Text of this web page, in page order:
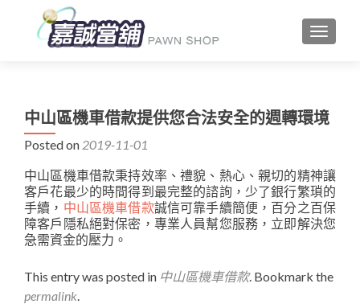
中山區機車借款提供您合法安全的週轉環境
Posted on 2019-11-01
中山區機車借款秉持效率、禮貌、熱心、親切的精神讓
客戶花最少的時間得到最完整的諮詢，少了銀行繁瑣的
手續， 中山區機車借款誠信可靠手續簡便，百分之百保
障客戶隱私絕對保密，專業人員幫您服務，立即解決您
急需資金的壓力。
This entry was posted in 中山區機車借款. Bookmark the
permalink.